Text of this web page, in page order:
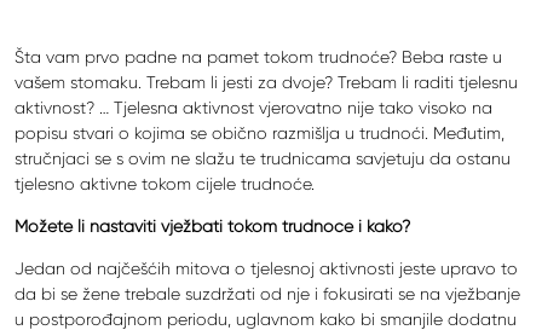
Šta vam prvo padne na pamet tokom trudnoće? Beba raste u
vašem stomaku. Trebam li jesti za dvoje? Trebam li raditi tjelesnu
aktivnost? … Tjelesna aktivnost vjerovatno nije tako visoko na
popisu stvari o kojima se obično razmišlja u trudnoći. Međutim,
stručnjaci se s ovim ne slažu te trudnicama savjetuju da ostanu
tjelesno aktivne tokom cijele trudnoće.
Možete li nastaviti vježbati tokom trudnoće i kako?
Jedan od najčešćih mitova o tjelesnoj aktivnosti jeste upravo to
da bi se žene trebale suzdržati od nje i fokusirati se na vježbanje
u postporođajnom periodu, uglavnom kako bi smanjile dodatnu